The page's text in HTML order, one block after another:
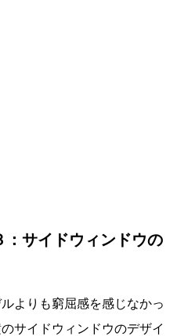
：サイドウィンドウの
よりも窮屈感を感じなかっ
サイドウィンドウのデザイ